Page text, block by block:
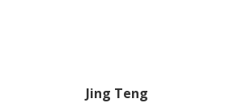
Jing Teng